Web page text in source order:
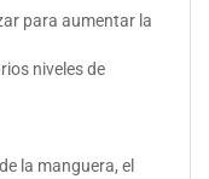
para aumentar la
niveles de
la manguera, el